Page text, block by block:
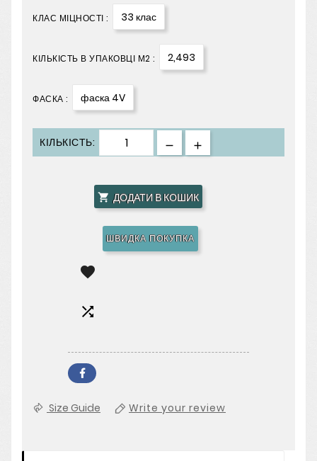
КЛАС МІЦНОСТІ : 33 клас
КІЛЬКІСТЬ В УПАКОВЦІ М2 : 2,493
ФАСКА : фаска 4V
КІЛЬКІСТЬ:
 ДОДАТИ В КОШИК
ШВИДКА ПОКУПКА


Size Guide Write your review